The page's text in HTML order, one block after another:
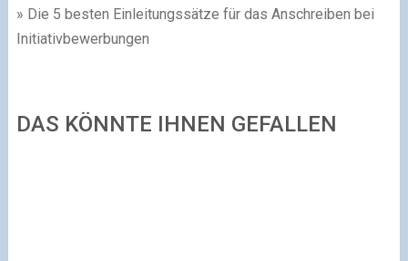
» Die 5 besten Einleitungssätze für das Anschreiben bei
Initiativbewerbungen
DAS KÖNNTE IHNEN GEFALLEN